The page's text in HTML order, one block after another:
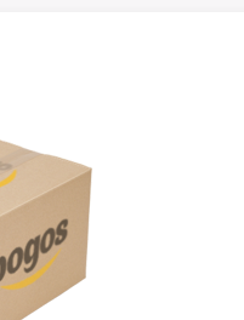
работ на